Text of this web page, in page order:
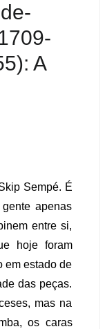
A
Sempé. É
apenas
entre si,
hoje foram
em estado de
das peças.
mas na
os caras